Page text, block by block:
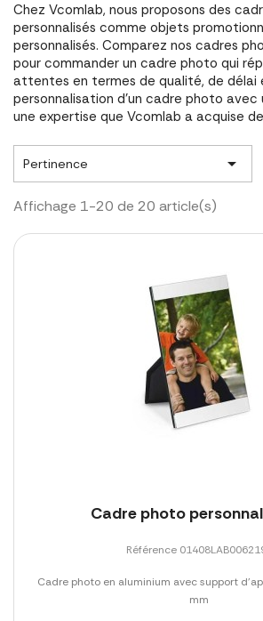
Chez Vcomlab, nous proposons des
personnalisés comme objets
personnalisés. Comparez nos cadres
pour commander un cadre photo qui
attentes en termes de qualité, de délai
personnalisation d'un cadre photo avec
une expertise que Vcomlab a acquise
Pertinence 
Affichage 1-20 de 20 article(s)
Cadre photo
Référence
Cadre photo en aluminium avec support
mm